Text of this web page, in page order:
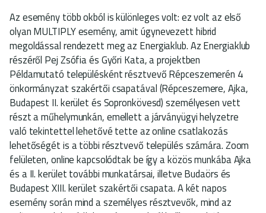
Az esemény több okból is különleges volt: ez volt az első
olyan MULTIPLY esemény, amit úgynevezett hibrid
megoldással rendezett meg az Energiaklub. Az Energiaklub
részéről Pej Zsófia és Győri Kata, a projektben
Példamutató településként résztvevő Répceszemerén 4
önkormányzat szakértői csapatával (Répceszemere, Ajka,
Budapest II. kerület és Sopronkövesd) személyesen vett
részt a műhelymunkán, emellett a járványügyi helyzetre
való tekintettel lehetővé tette az online csatlakozás
lehetőségét is a többi résztvevő település számára. Zoom
felületen, online kapcsolódtak be így a közös munkába Ajka
és a II. kerület további munkatársai, illetve Budaörs és
Budapest XIII. kerület szakértői csapata. A két napos
esemény során mind a személyes résztvevők, mind az